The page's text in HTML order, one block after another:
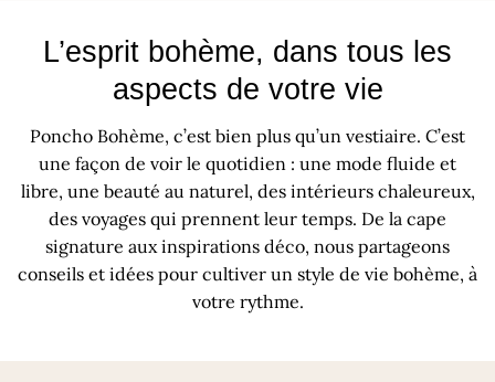
L’esprit bohème, dans tous les
aspects de votre vie
Poncho Bohème, c’est bien plus qu’un vestiaire. C’est
une façon de voir le quotidien : une mode fluide et
libre, une beauté au naturel, des intérieurs chaleureux,
des voyages qui prennent leur temps. De la cape
signature aux inspirations déco, nous partageons
conseils et idées pour cultiver un style de vie bohème, à
votre rythme.